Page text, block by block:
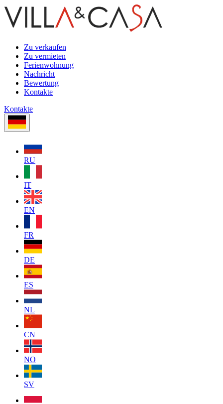
Zu verkaufen
Zu vermieten
Ferienwohnung
Nachricht
Bewertung
Kontakte
Kontakte
RU
IT
EN
FR
DE
ES
NL
CN
NO
SV